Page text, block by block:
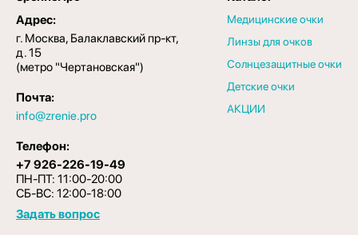
Адрес:
г. Москва, Балаклавский пр-кт,
д. 15
(метро "Чертановская")
Почта:
info@zrenie.pro
Телефон:
+7 926-226-19-49
ПН-ПТ: 11:00-20:00
СБ-ВС: 12:00-18:00
Задать вопрос
Медицинские очки
Линзы для очков
Солнцезащитные очки
Детские очки
АКЦИИ